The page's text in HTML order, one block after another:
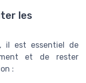
les
il est essentiel de
et de rester
: